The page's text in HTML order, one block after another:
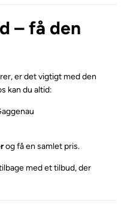
– få den
er det vigtigt med den
kan du altid:
og få en samlet pris.
med et tilbud, der